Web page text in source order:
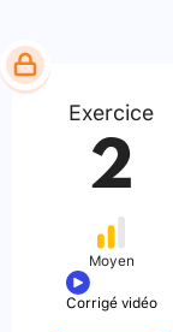
Exercice
2
Moyen
Corrigé vidéo